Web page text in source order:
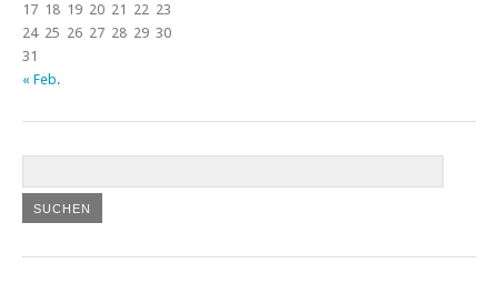
17 18 19 20 21 22 23
24 25 26 27 28 29 30
31
« Feb.